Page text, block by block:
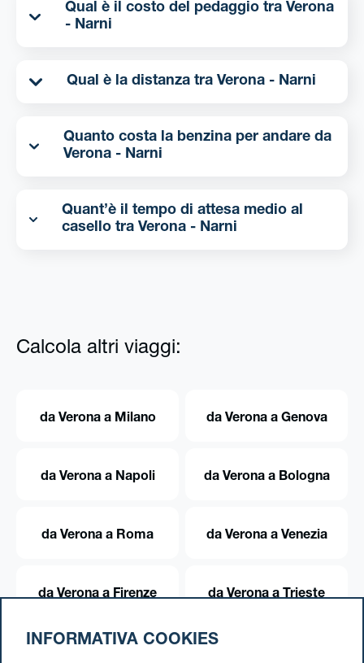
Qual è il costo del pedaggio tra Verona
- Narni
Qual è la distanza tra Verona - Narni
Quanto costa la benzina per andare da
Verona - Narni
Quant’è il tempo di attesa medio al
casello tra Verona - Narni
Calcola altri viaggi:
da Verona a Milano da Verona a Genova
da Verona a Napoli da Verona a Bologna
da Verona a Roma da Verona a Venezia
da Verona a Firenze da Verona a Trieste
INFORMATIVA COOKIES